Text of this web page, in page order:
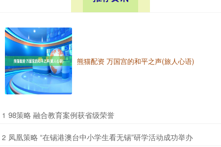
熊猫配资 万国宫的和平之声(旅人心语)
1 ​98策略 融合教育案例获省级荣誉
2 ​凤凰策略 “在锡港澳台中小学生看无锡”研学活动成功举办